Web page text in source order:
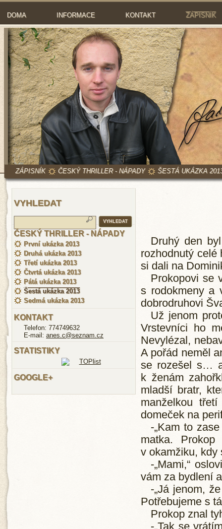
DOMA INFORMACE KONTAKT ZÁPISNÍK
ZÁPISNÍK ČESKÝ THRILLER - NÁPADY ŠESTÁ UKÁZKA
VYHLEDAT
ČESKÝ THRILLER - NÁPADY
První ukázka 2013
Druhá ukázka 2013
Třetí ukázka 2013
Čtvrtá ukázka 2013
Pátá ukázka 2013
Šestá ukázka 2013
Sedmá ukázka 2013
KONTAKT
Telefon: 774749632
E-mail: anes.c@seznam.cz
STATISTIKY
GOOGLE+
Druhý den
rozhodnutý celé
si dali na
Prokopovi se
s rodokmeny a
dobrodruhovi
Už jenom
Vrstevníci ho
Nevylézal,
A pořád neměl
se rozešel s…
k ženám
mladší bratr,
manželkou
domeček na
-„Kam to
matka.
v okamžiku, kdy
-„Mami,“
vám za bydlení
-„Já jenom,
Potřebujeme s
Prokop znal
-„Tak se